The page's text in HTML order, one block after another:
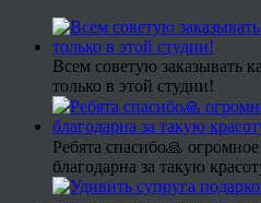
Всем советую заказывать
только в этой студии!
Ребята спасибо🙏
благодарна за такую